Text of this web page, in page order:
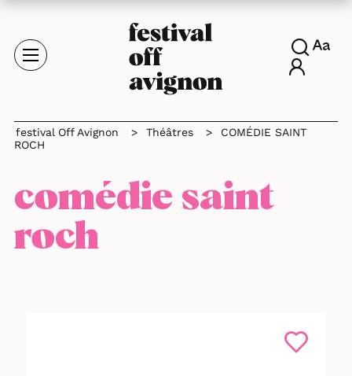
festival Off Avignon > Théâtres >
COMÉDIE SAINT
ROCH
comédie saint
roch